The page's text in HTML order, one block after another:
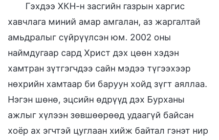
Гэхдээ ХКН-н засгийн газрын харгис
хавчлага миний амар амгалан, аз жаргалтай
амьдралыг сүйрүүлсэн юм. 2002 оны
наймдугаар сард Христ дэх цөөн хэдэн
хамтран зүтгэгчдээ сайн мэдээ түгээхээр
нөхрийн хамтаар би баруун хойд зүгт аяллаа.
Нэгэн шөнө, эцсийн өдрүүд дэх Бурханы
ажлыг хүлээн зөвшөөрөөд удаагүй байсан
хоёр ах эгчтэй цуглаан хийж байтал гэнэт нир